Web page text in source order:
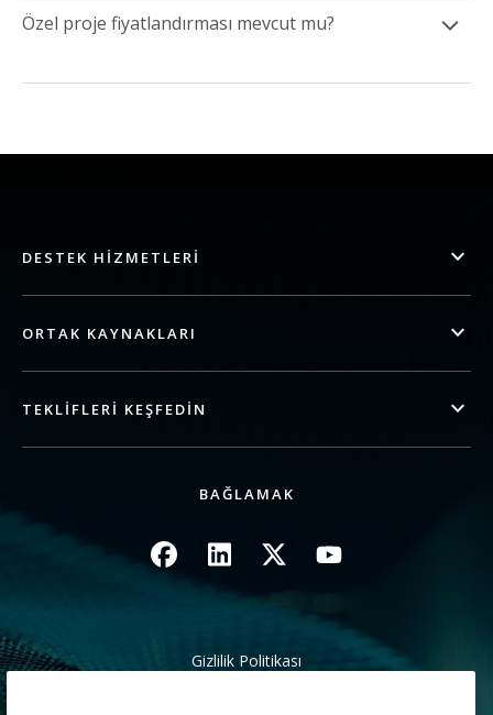
Özel proje fiyatlandırması mevcut mu?
DESTEK HIZMETLERI
ORTAK KAYNAKLARI
TEKLIFLERI KEŞFEDIN
BAĞLAMAK
Resim Resim Resim Resim
Gizlilik Politikası